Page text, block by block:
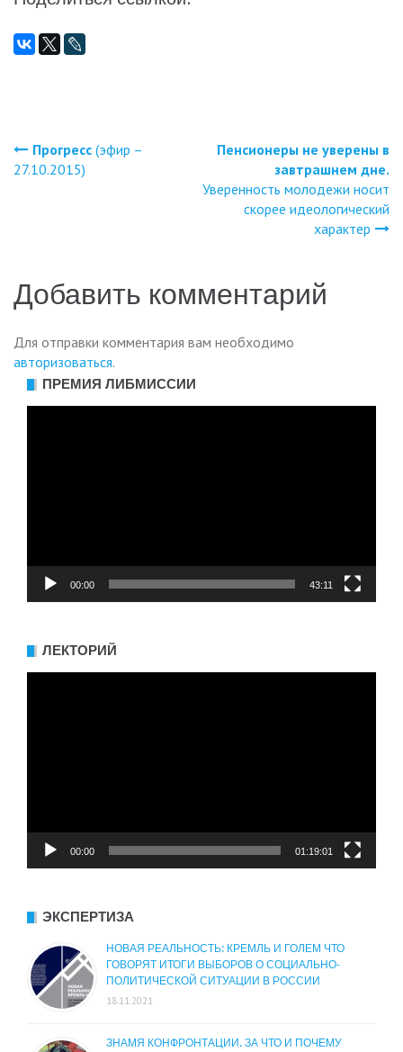
Навигация
Прогресс (эфир –
27.10.2015)
Пенсионеры не уверены в
завтрашнем дне.
Уверенность молодежи носит
скорее идеологический
характер
Добавить комментарий
Для отправки комментария вам необходимо
авторизоваться.
ПРЕМИЯ ЛИБМИССИИ
00:00 43:11
ЛЕКТОРИЙ
00:00 01:19:01
ЭКСПЕРТИЗА
НОВАЯ РЕАЛЬНОСТЬ: КРЕМЛЬ И ГОЛЕМ ЧТО
ГОВОРЯТ ИТОГИ ВЫБОРОВ О СОЦИАЛЬНО-
ПОЛИТИЧЕСКОЙ СИТУАЦИИ В РОССИИ
18.11.2021
ЗНАМЯ КОНФРОНТАЦИИ. ЗА ЧТО И ПОЧЕМУ